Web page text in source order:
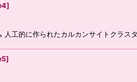
]
的に作られたカルカンサイトクラス
]